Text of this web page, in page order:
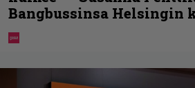
Bangbussinsa Helsingin